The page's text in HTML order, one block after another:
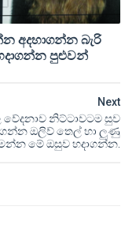
අදහාගන්න බැරි
පුළුවන්
Next
වේදනාව නිට්ටාවටම සුව
ඔලිව් තෙල් හා ලුණු
මේ ඔසුව හදාගන්න.